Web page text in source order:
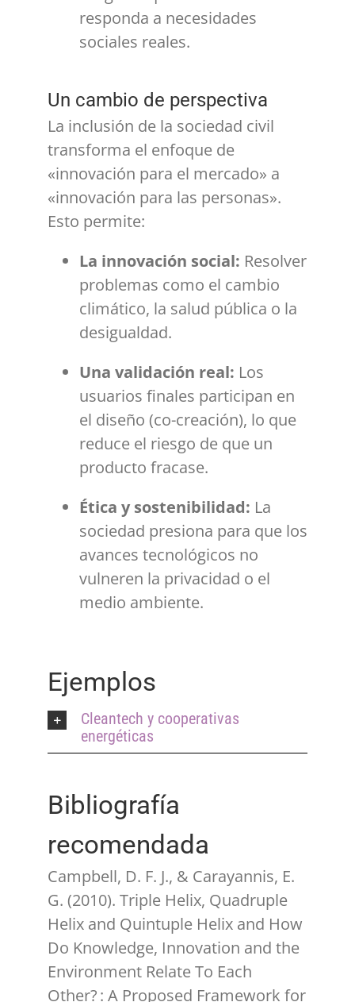
responda a necesidades
sociales reales.
Un cambio de perspectiva
La inclusión de la sociedad civil
transforma el enfoque de
«innovación para el mercado» a
«innovación para las personas».
Esto permite:
La innovación social: Resolver
problemas como el cambio
climático, la salud pública o la
desigualdad.
Una validación real: Los
usuarios finales participan en
el diseño (co-creación), lo que
reduce el riesgo de que un
producto fracase.
Ética y sostenibilidad: La
sociedad presiona para que los
avances tecnológicos no
vulneren la privacidad o el
medio ambiente.
Ejemplos
Cleantech y cooperativas
energéticas
Bibliografía
recomendada
Campbell, D. F. J., & Carayannis, E.
G. (2010). Triple Helix, Quadruple
Helix and Quintuple Helix and How
Do Knowledge, Innovation and the
Environment Relate To Each
Other? : A Proposed Framework for